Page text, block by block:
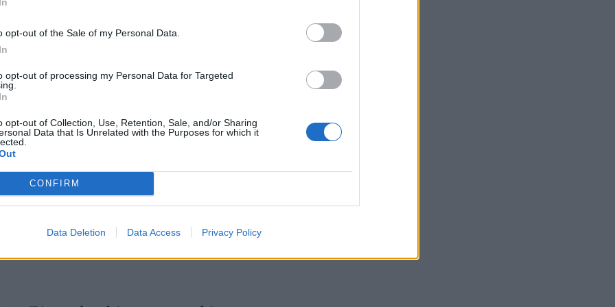
opt-out of the Sale of my Personal Data.
opt-out of processing my Personal Data for Targeted
opt-out of Collection, Use, Retention, Sale, and/or Sharing
Data that Is Unrelated with the Purposes for which it
CONFIRM
Data Deletion Data Access Privacy Policy
μας, το περιποιημένο ή όχι μανικιούρ μας,
σκυλί μας που, λόγω καλαζάρ, έχει ένα ματάκι,
εύκολα ή γελάμε δυνατά. Μπορεί να έχουν
την πείνα μας, την λαχτάρα μας για γλυκό, το
θέματα, αν είμαστε ψωνάρες, αν είμαστε
γλεντζέδες για τα μέτρα τους, αν είμαστε
έχουμε λεφτά, αν μας αρέσει πολύ το σεξ με
τις γάτες υπερβολικά, αν είμαστε
χαρακτήρος και όλα αυτά, όλα αυτά, όλα-όλα-